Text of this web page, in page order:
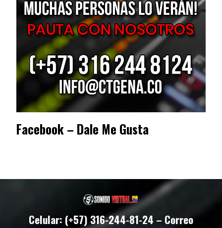
Facebook – Dale Me Gusta
Celular: (+57) 316-244-81-24 – Correo